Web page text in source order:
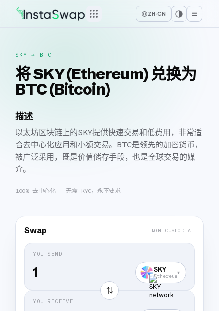
ZH-CN
SKY → BTC
将 SKY (Ethereum) 兑换为
BTC (Bitcoin)
描述
以太坊区块链上的SKY提供快速交易和低费用，非常适
合去中心化应用和小额交易。BTC是领先的加密货币，
被广泛采用，既是价值储存手段，也是全球交易的媒
介。
100% 去中心化 — 无需 KYC，永不要求
Swap NON-CUSTODIAL
YOU SEND
SKY
Ethereum
▾
⇅
YOU RECEIVE